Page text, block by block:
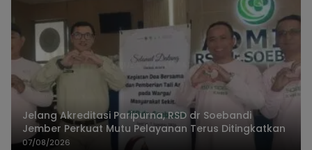
Jelang Akreditasi Paripurna, RSD dr Soebandi
Jember Perkuat Mutu Pelayanan Terus Ditingkatkan
07/08/2026